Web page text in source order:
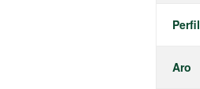
Perfil
Aro